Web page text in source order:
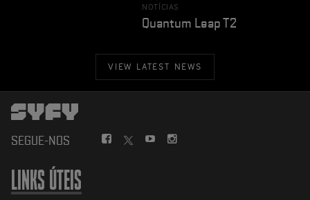
NOTÍCIAS
Quantum Leap T2
VIEW LATEST NEWS
SEGUE-NOS
FACEBOOK
YOUTUBE
LINKS ÚTEIS